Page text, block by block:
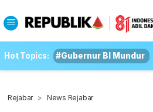
Hot Topics: #Gubernur BI Mundur
Rejabar News Rejabar